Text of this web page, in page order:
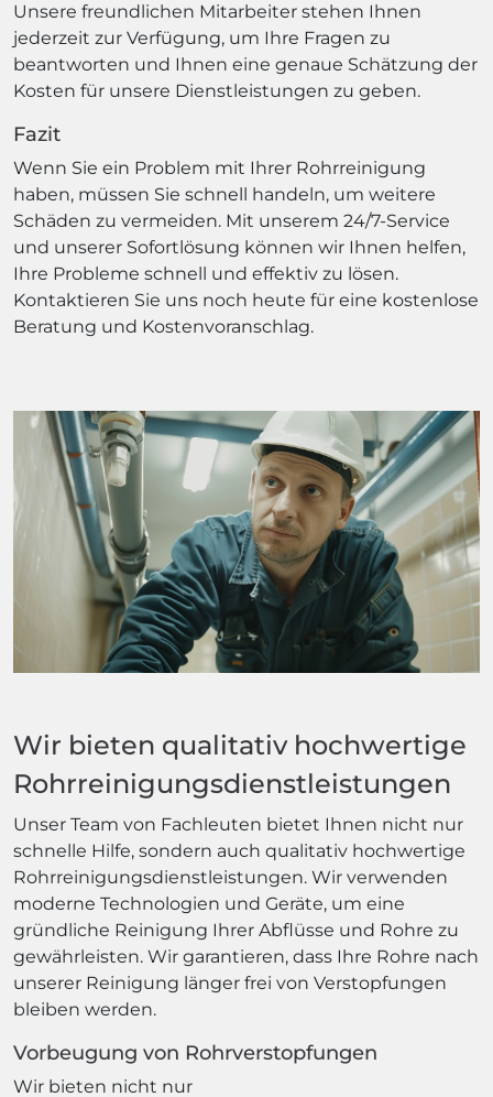
Unsere freundlichen Mitarbeiter stehen Ihnen
jederzeit zur Verfügung, um Ihre Fragen zu
beantworten und Ihnen eine genaue Schätzung der
Kosten für unsere Dienstleistungen zu geben.
Fazit
Wenn Sie ein Problem mit Ihrer Rohrreinigung
haben, müssen Sie schnell handeln, um weitere
Schäden zu vermeiden. Mit unserem 24/7-Service
und unserer Sofortlösung können wir Ihnen helfen,
Ihre Probleme schnell und effektiv zu lösen.
Kontaktieren Sie uns noch heute für eine kostenlose
Beratung und Kostenvoranschlag.
Wir bieten qualitativ hochwertige
Rohrreinigungsdienstleistungen
Unser Team von Fachleuten bietet Ihnen nicht nur
schnelle Hilfe, sondern auch qualitativ hochwertige
Rohrreinigungsdienstleistungen. Wir verwenden
moderne Technologien und Geräte, um eine
gründliche Reinigung Ihrer Abflüsse und Rohre zu
gewährleisten. Wir garantieren, dass Ihre Rohre nach
unserer Reinigung länger frei von Verstopfungen
bleiben werden.
Vorbeugung von Rohrverstopfungen
Wir bieten nicht nur